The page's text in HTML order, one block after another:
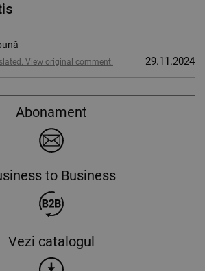
View original comment. 29.11.2024
Abonament
to Business
Vezi catalogul